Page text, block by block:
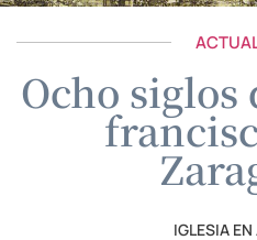
Ocho
IGLESIA